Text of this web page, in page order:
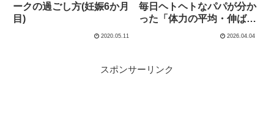
ークの過ごし方(妊娠6か月
目)
2020.05.11
毎日ヘトヘトなパパが分か
った「体力の平均・伸ばし
2026.04.04
スポンサーリンク